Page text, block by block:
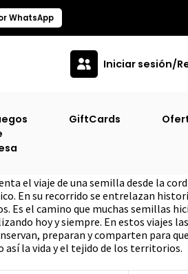
WhatsApp
Iniciar sesión/
GiftCards
Viajeras, Semillas
el viaje de una semilla desde la
En su recorrido se entrelazan
Es el camino que muchas semillas
hoy y siempre. En estos viajes
preparan y comparten para
así la vida y el tejido de los territorios.